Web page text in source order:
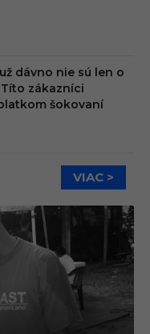
dávno nie sú len o
zákazníci
šokovaní
VIAC >